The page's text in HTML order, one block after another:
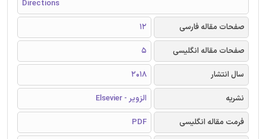
Directions
صفحات مقاله فارسی
12
صفحات مقاله انگلیسی
5
سال انتشار
2018
نشریه
الزویر - Elsevier
فرمت مقاله انگلیسی
PDF